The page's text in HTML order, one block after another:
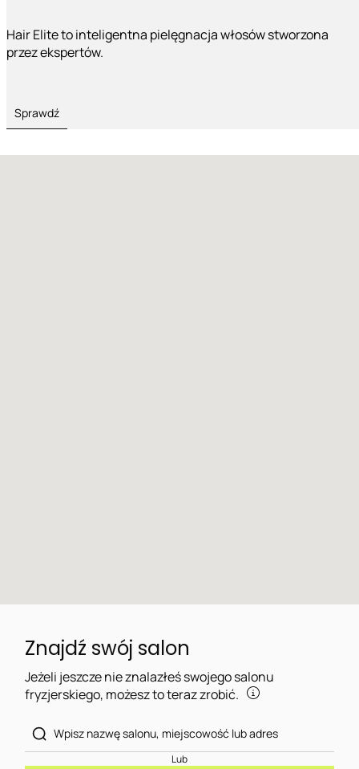
Hair Elite to inteligentna pielęgnacja włosów stworzona
przez ekspertów.
Sprawdź
Znajdź swój salon
Jeżeli jeszcze nie znalazłeś swojego salonu
fryzjerskiego, możesz to teraz zrobić.
Lub